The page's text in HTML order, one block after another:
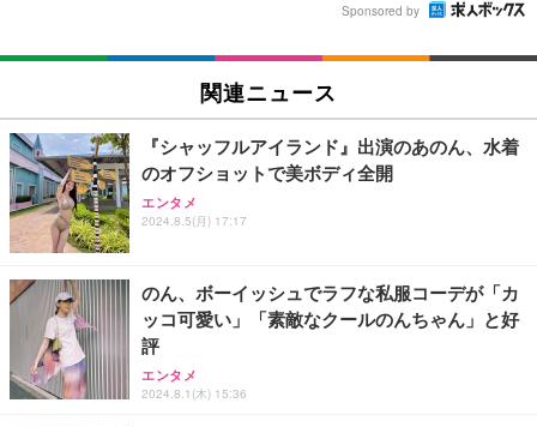
Sponsored by
関連ニュース
『シャッフルアイランド』出演のあのん、水着
のオフショットで美ボディ全開
エンタメ
2024.8.5(月) 17:17
のん、ボーイッシュでラフな私服コーデが「カ
ッコ可愛い」「素敵なクールのんちゃん」と好
評
エンタメ
2024.8.1(木) 15:36